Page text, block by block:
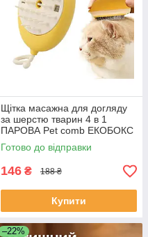
Щітка масажна для догляду
за шерстю тварин 4 в 1
ПАРОВА Pet comb ЕКОБОКС
Готово до відправки
146 ₴ 188 ₴
Купити
–22%